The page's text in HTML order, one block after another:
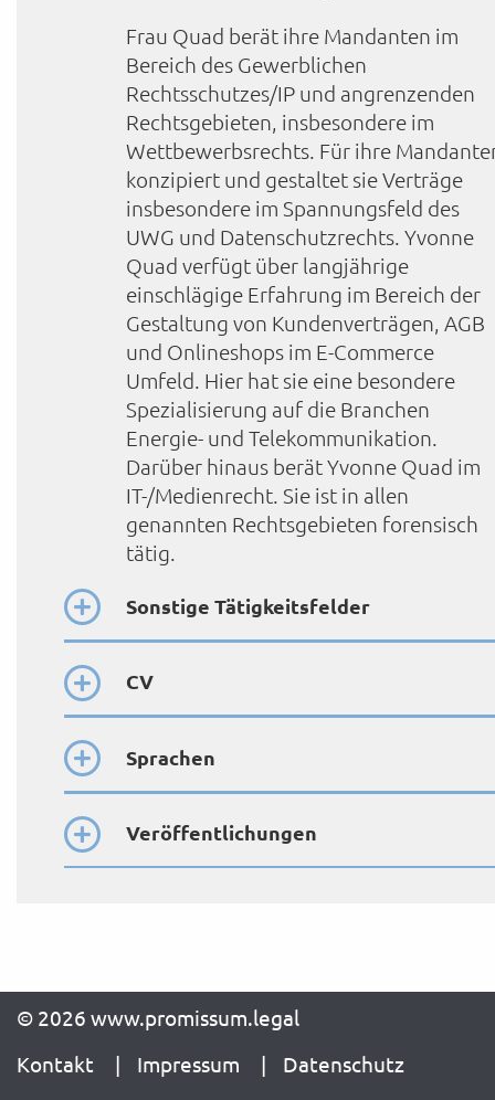
Frau Quad berät ihre Mandanten im
Bereich des Gewerblichen
Rechtsschutzes/IP und angrenzenden
Rechtsgebieten, insbesondere im
Wettbewerbsrechts. Für ihre
konzipiert und gestaltet sie Verträge
insbesondere im Spannungsfeld des
UWG und Datenschutzrechts. Yvonne
Quad verfügt über langjährige
einschlägige Erfahrung im Bereich der
Gestaltung von Kundenverträgen, AGB
und Onlineshops im E-Commerce
Umfeld. Hier hat sie eine besondere
Spezialisierung auf die Branchen
Energie- und Telekommunikation.
Darüber hinaus berät Yvonne Quad im
IT-/Medienrecht. Sie ist in allen
genannten Rechtsgebieten forensisch
tätig.
Sonstige Tätigkeitsfelder
CV
Sprachen
Veröffentlichungen
© 2026 www.promissum.legal
Kontakt
Impressum Datenschutz